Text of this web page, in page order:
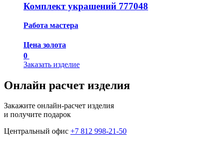
Комплект украшений 777048
Работа мастера
Цена золота
0
Заказать изделие
Онлайн расчет изделия
Закажите онлайн-расчет изделия
и получите подарок
Центральный офис +7 812 998-21-50